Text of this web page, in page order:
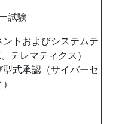
試験
ントおよびシステムテ
テレマティクス）
式承認（サイバーセ